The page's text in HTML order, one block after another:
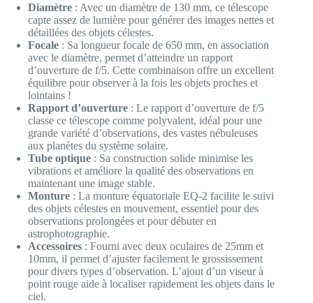
Diamètre : Avec un diamètre de 130 mm, ce télescope
capte assez de lumière pour générer des images nettes et
détaillées des objets célestes.
Focale : Sa longueur focale de 650 mm, en association
avec le diamètre, permet d’atteindre un rapport
d’ouverture de f/5. Cette combinaison offre un excellent
équilibre pour observer à la fois les objets proches et
lointains !
Rapport d’ouverture : Le rapport d’ouverture de f/5
classe ce télescope comme polyvalent, idéal pour une
grande variété d’observations, des vastes nébuleuses
aux planètes du système solaire.
Tube optique : Sa construction solide minimise les
vibrations et améliore la qualité des observations en
maintenant une image stable.
Monture : La monture équatoriale EQ-2 facilite le suivi
des objets célestes en mouvement, essentiel pour des
observations prolongées et pour débuter en
astrophotographie.
Accessoires : Fourni avec deux oculaires de 25mm et
10mm, il permet d’ajuster facilement le grossissement
pour divers types d’observation. L’ajout d’un viseur à
point rouge aide à localiser rapidement les objets dans le
ciel.